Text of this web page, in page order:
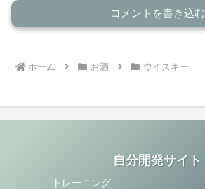
コメントを書き込む
ホーム お酒 ウイスキー
自分開発サイト
トレーニング